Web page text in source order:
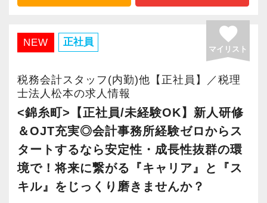
ト」を取得しています。
【チーム制を採用し、誰もが働きやすいホワイ
当社ではチーム制を取っており、コミュニケー
ション重視。
スタッフ同士で情報共有・進捗管理しながら案
件にあたるスタイルです。
グループチャットでチームメンバーの動きや情
報を常に共有しているので、スタッフに不測の
事態が生じても慌てずに対応できます。
チーム制なので休みも取りやすく有給消化率は
後「新宿オフィス」「大阪オフィス」「錦糸町
さらに2022年12月には「柏オフィス」を開設
し、2025年には大阪オフィスを増床するなど、
事業拡大を続けています。
安定性抜群の環境で自己成長を実現できます。
社員の持つ「やる・やりたい」という気持ちを
大事にしているため、資格を持っていなくて
も、スピーディーなキャリアアップが可能で
す！
NEW 正社員 favorite
マイリスト
税務会計スタッフ(内勤)他【正社員】／税理
士法人松本の求人情報
<錦糸町>【正社員/未経験OK】新人研修
＆OJT充実◎会計事務所経験ゼロからス
タートするなら安定性・成長性抜群の環
境で！将来に繋がる『キャリア』と『ス
キル』をじっくり磨きませんか？